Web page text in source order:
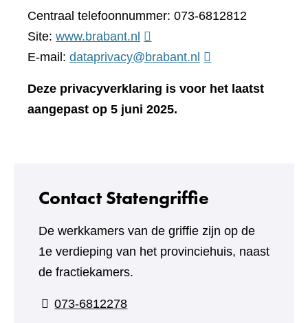
Centraal telefoonnummer: 073-6812812
Site: www.brabant.nl (verwijst
naar
andere
E-mail: dataprivacy@brabant.nl
Deze privacyverklaring is voor het laatst
aangepast op 5 juni 2025.
Contact Statengriffie
De werkkamers van de griffie zijn op de
1e verdieping van het provinciehuis, naast
de fractiekamers.
073-6812278